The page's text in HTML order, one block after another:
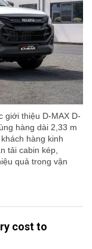
giới thiệu D-MAX D-
hàng dài 2,33 m
hàng kinh
tải cabin kép,
quả trong vận
cost to